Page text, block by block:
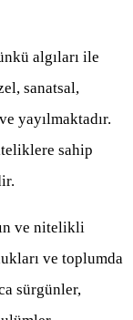
algıları ile
sanatsal,
yayılmaktadır.
sahip
ve nitelikli
ve toplumda
sürgünler,